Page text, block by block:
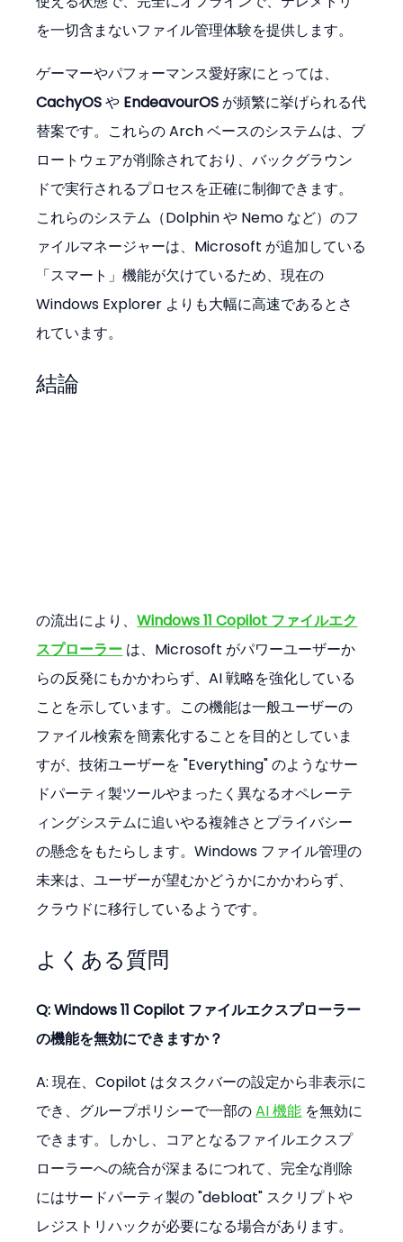
を一切含まないファイル管理体験を提供します。
ゲーマーやパフォーマンス愛好家にとっては、
CachyOS や EndeavourOS が頻繁に挙げられる代
替案です。これらの Arch ベースのシステムは、ブ
ロートウェアが削除されており、バックグラウン
ドで実行されるプロセスを正確に制御できます。
これらのシステム（Dolphin や Nemo など）のフ
ァイルマネージャーは、Microsoft が追加している
「スマート」機能が欠けているため、現在の
Windows Explorer よりも大幅に高速であるとさ
れています。
結論
の流出により、Windows 11 Copilot ファイルエク
スプローラー は、Microsoft がパワーユーザーか
らの反発にもかかわらず、AI 戦略を強化している
ことを示しています。この機能は一般ユーザーの
ファイル検索を簡素化することを目的としていま
すが、技術ユーザーを "Everything" のようなサー
ドパーティ製ツールやまったく異なるオペレーテ
ィングシステムに追いやる複雑さとプライバシー
の懸念をもたらします。Windows ファイル管理の
未来は、ユーザーが望むかどうかにかかわらず、
クラウドに移行しているようです。
よくある質問
Q: Windows 11 Copilot ファイルエクスプローラー
の機能を無効にできますか？
A: 現在、Copilot はタスクバーの設定から非表示に
でき、グループポリシーで一部の AI 機能 を無効に
できます。しかし、コアとなるファイルエクスプ
ローラーへの統合が深まるにつれて、完全な削除
にはサードパーティ製の "debloat" スクリプトや
レジストリハックが必要になる場合があります。